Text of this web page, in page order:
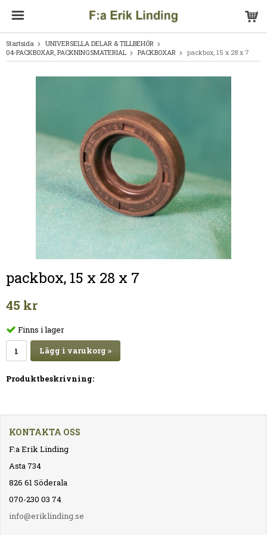
Startsida
UNIVERSELLA DELAR & TILLBEHÖR
04-PACKBOXAR, PACKNINGSMATERIAL
PACKBOXAR packbox, 15 x 28 x 7
packbox, 15 x 28 x 7
45 kr
Finns i lager
Lägg i varukorg »
Produktbeskrivning:
KONTAKTA OSS
F:a Erik Linding
Asta 734
826 61 Söderala
070-230 03 74
info@eriklinding.se